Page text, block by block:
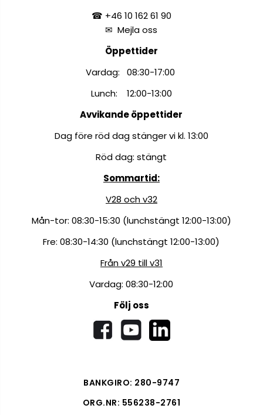
☎ +46 10 162 61 90
✉Mejla oss
Öppettider
Vardag: 08:30-17:00
Lunch: 12:00-13:00
Avvikande öppettider
Dag före röd dag stänger vi kl. 13:00
Röd dag: stängt
Sommartid:
V28 och v32
Mån-tor: 08:30-15:30 (lunchstängt 12:00-13:00)
Fre: 08:30-14:30 (lunchstängt 12:00-13:00)
Från v29 till v31
Vardag: 08:30-12:00
Följ oss
BANKGIRO: 280-9747
ORG.NR: 556238-2761